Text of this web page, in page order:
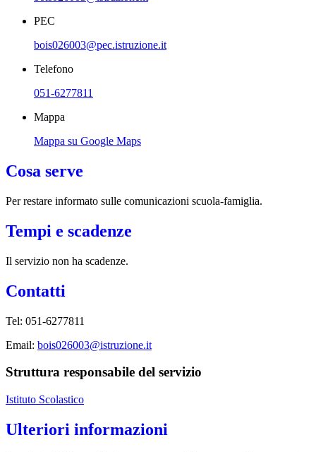
PEC
bois026003@pec.istruzione.it
Telefono
051-6277811
Mappa
Mappa su Google Maps
Cosa serve
Per restare informato sulle comunicazioni scuola-famiglia.
Tempi e scadenze
Il servizio non ha scadenze.
Contatti
Tel: 051-6277811
Email: bois026003@istruzione.it
Struttura responsabile del servizio
Istituto Scolastico
Ulteriori informazioni